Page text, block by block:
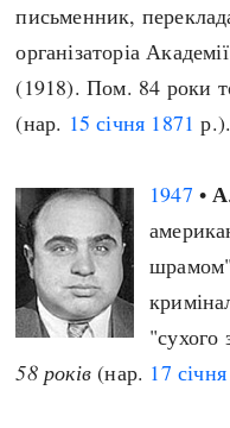
письменник,
організаторіа
(1918). Пом. 84 роки
(нар. 15 січня 1871 р.).
1947 •
"сухого
58 років (нар. 17 січня